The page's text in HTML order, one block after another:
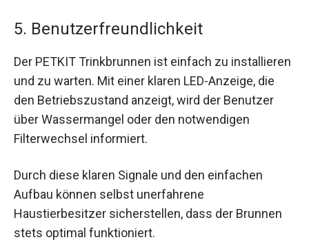
5. Benutzerfreundlichkeit
Der PETKIT Trinkbrunnen ist einfach zu installieren
und zu warten. Mit einer klaren LED-Anzeige, die
den Betriebszustand anzeigt, wird der Benutzer
über Wassermangel oder den notwendigen
Filterwechsel informiert.
Durch diese klaren Signale und den einfachen
Aufbau können selbst unerfahrene
Haustierbesitzer sicherstellen, dass der Brunnen
stets optimal funktioniert.